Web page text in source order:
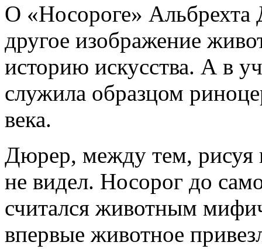
О «Носороге» Альбрехта
другое изображение
историю искусства. А в
служила образцом
века.
Дюрер, между тем, рисуя
не видел. Носорог до
считался животным
впервые животное